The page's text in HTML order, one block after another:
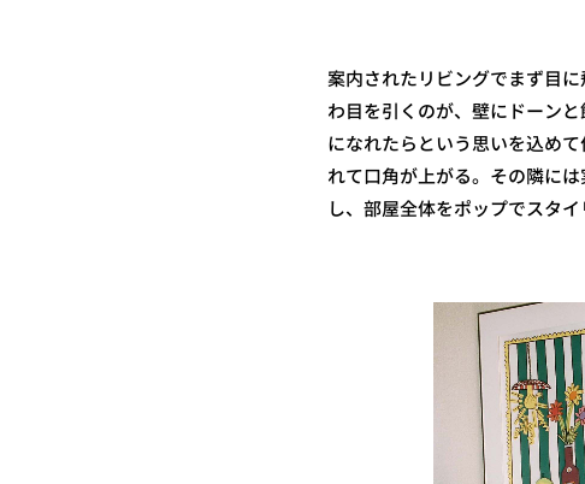
案内されたリビングでまず目
わ目を引くのが、壁にドーン
になれたらという思いを込め
れて口角が上がる。その隣に
し、部屋全体をポップでスタ